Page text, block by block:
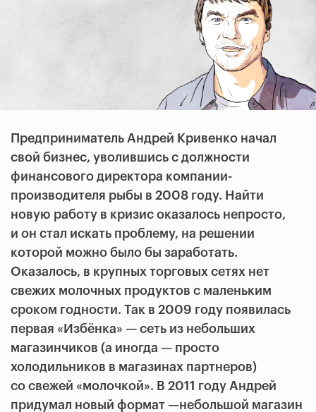
Предприниматель Андрей Кривенко начал
свой бизнес, уволившись с должности
финансового директора компании-
производителя рыбы в 2008 году. Найти
новую работу в кризис оказалось непросто,
и он стал искать проблему, на решении
которой можно было бы заработать.
Оказалось, в крупных торговых сетях нет
свежих молочных продуктов с маленьким
сроком годности. Так в 2009 году появилась
первая «Избёнка» — сеть из небольших
магазинчиков (а иногда — просто
холодильников в магазинах партнеров)
со свежей «молочкой». В 2011 году Андрей
придумал новый формат —небольшой магазин